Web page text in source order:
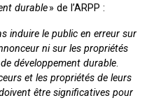
durable» de l’ARPP :
induire le public en erreur sur
ni sur les propriétés
développement durable.
et les propriétés de leurs
être significatives pour